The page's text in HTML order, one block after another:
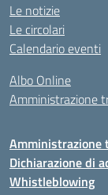
Le notizie
Le circolari
Calendario eventi
Albo Online
Amministrazione
Amministrazione
Dichiarazione di
Whistleblowing